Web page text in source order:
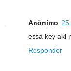
Anônimo 25
essa key aki
Responder